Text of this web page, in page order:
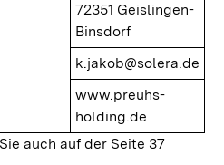
72351 Geislingen-
Binsdorf
k.jakob@solera.de
www.preuhs-
holding.de
auch auf der Seite 37